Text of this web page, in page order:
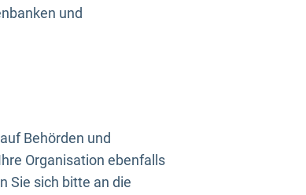
und
Behörden und
Organisation ebenfalls
Sie sich bitte an die